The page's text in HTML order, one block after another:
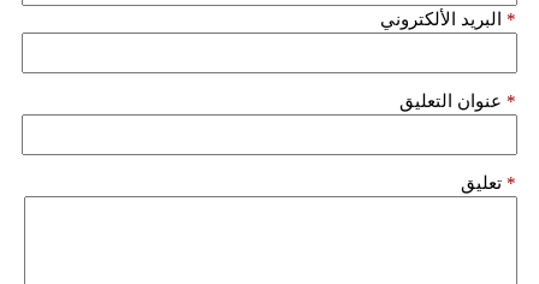
البريد الألكتروني *
عنوان التعليق *
تعليق *